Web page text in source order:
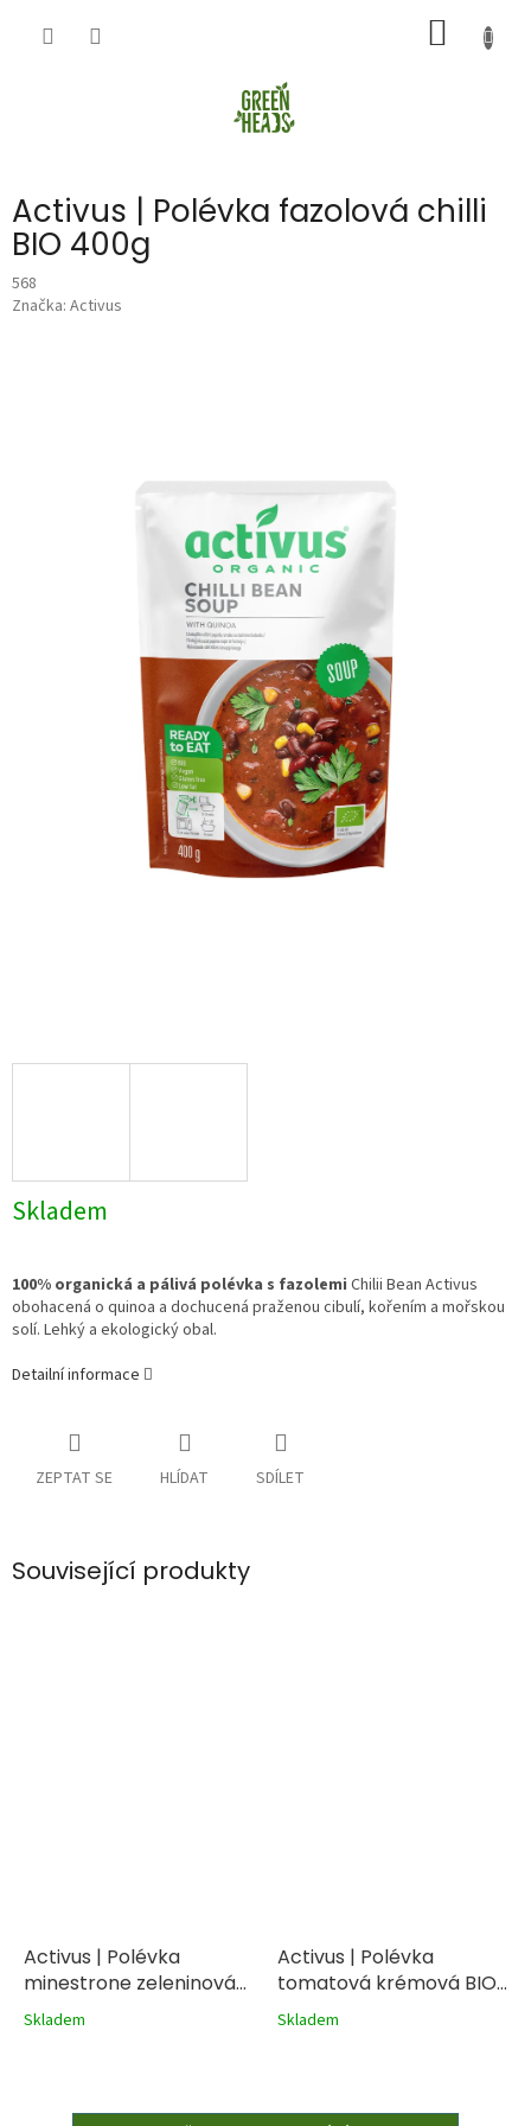
KOŠÍK
Activus | Polévka fazolová chilli
BIO 400g
568
Značka: Activus
Skladem
100% organická a pálivá polévka s fazolemi Chilii Bean Activus
obohacená o quinoa a dochucená praženou cibulí, kořením a mořskou
solí. Lehký a ekologický obal.
Detailní informace
ZEPTAT SE HLÍDAT SDÍLET
Související produkty
Activus | Polévka
minestrone zeleninová
BIO 400g
Skladem
Activus | Polévka
tomatová krémová BIO
400g
Skladem